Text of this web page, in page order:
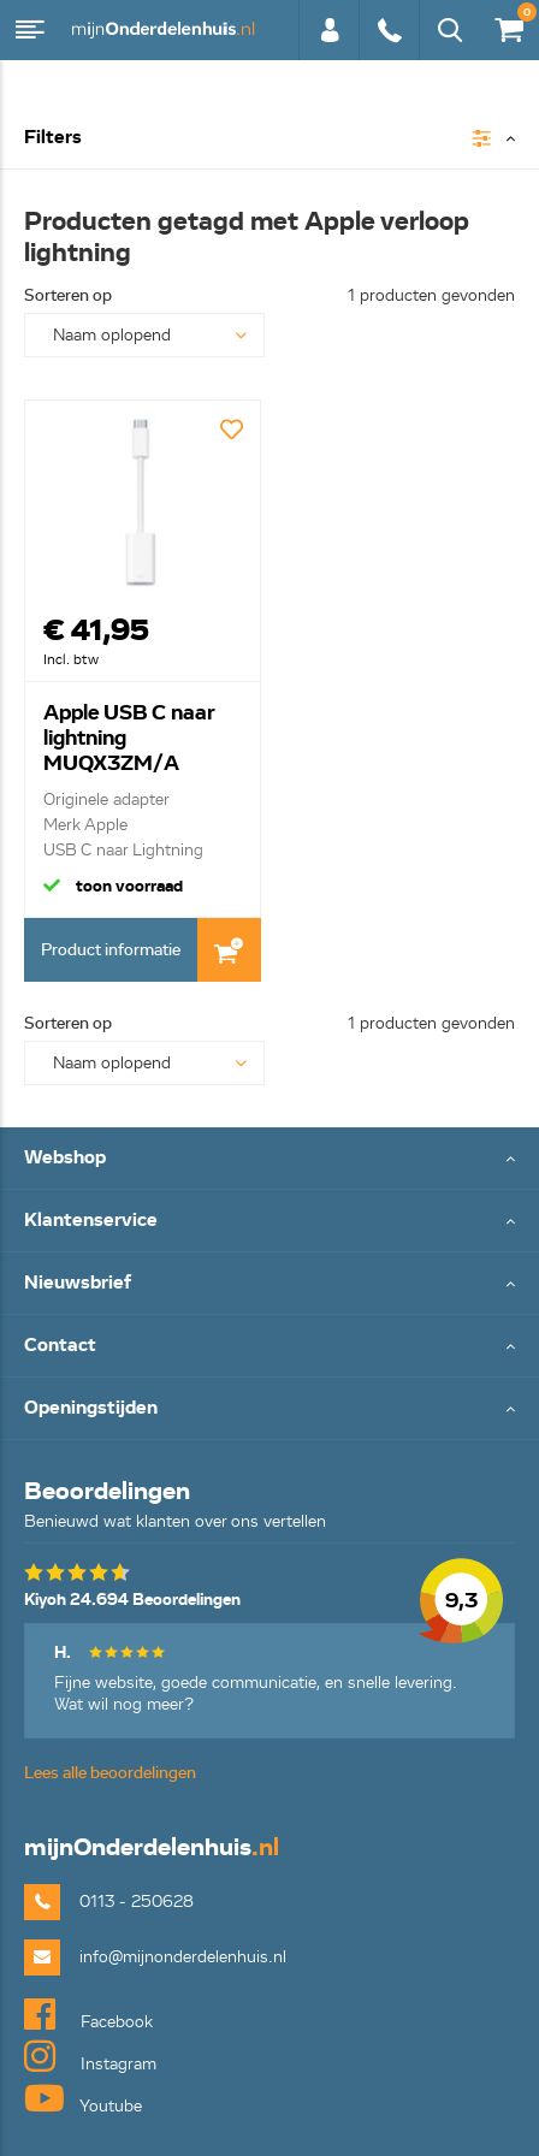
0
Filters
Producten getagd met Apple verloop
lightning
Sorteren op 1 producten gevonden
€ 41,95
Incl. btw
Apple USB C naar
lightning
MUQX3ZM/A
Originele adapter
Merk Apple
USB C naar Lightning
contra
toon voorraad
Product informatie
Sorteren op 1 producten gevonden
Webshop
Klantenservice
Nieuwsbrief
Contact
Openingstijden
Beoordelingen
Benieuwd wat klanten over ons vertellen
9,3
Kiyoh 24.694 Beoordelingen
H.
Fijne website, goede communicatie, en snelle levering.
Wat wil nog meer?
Lees alle beoordelingen
mijnOnderdelenhuis.nl
0113 - 250628
info@mijnonderdelenhuis.nl
Facebook
Instagram
Youtube